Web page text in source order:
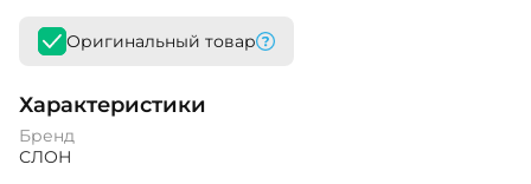
Оригинальный товар
Характеристики
Бренд
СЛОН